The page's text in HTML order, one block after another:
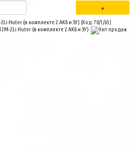
Huter (в комплекте 2 АКБ и ЗУ) (Код:70/1/65)